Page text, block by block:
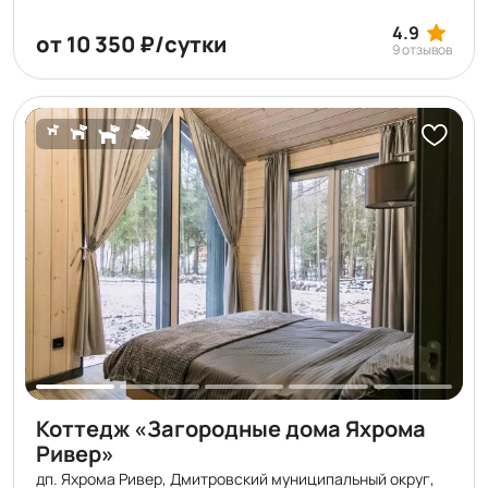
чистое озеро с песчаным дном и пляжем — «природный
бассейн» размером 5,5 га с подземными источниками. К
нам можно с питомцами любого размера.
от 10 350 ₽/сутки 4.9
9 отзывов
Коттедж «Загородные дома Яхрома
Ривер»
дп. Яхрома Ривер, Дмитровский муниципальный округ,